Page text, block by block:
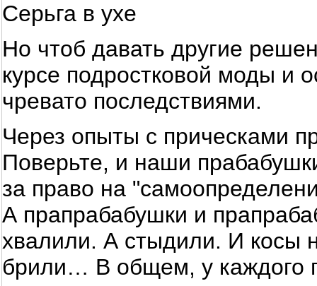
Серьга в ухе
Но чтоб давать другие
курсе подростковой моды и
чревато последствиями.
Через опыты с прическами
Поверьте, и наши
за право на
А прапрабабушки и
хвалили. А стыдили. И косы
брили… В общем, у каждого